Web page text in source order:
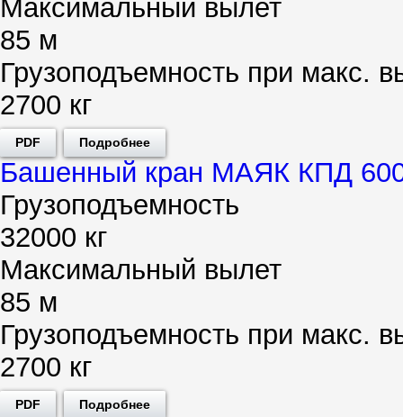
Максимальный вылет
85 м
Грузоподъемность при макс.
2700 кг
PDF Подробнее
Башенный кран МАЯК КПД
Грузоподъемность
32000 кг
Максимальный вылет
85 м
Грузоподъемность при макс.
2700 кг
PDF Подробнее